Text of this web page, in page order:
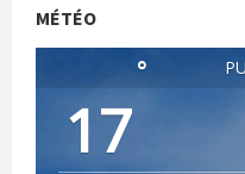
MÉTÉO
17
°